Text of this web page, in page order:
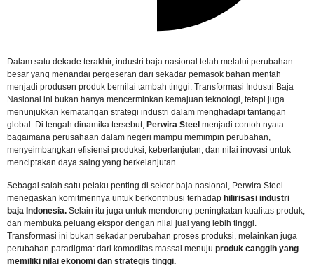
Dalam satu dekade terakhir, industri baja nasional telah melalui perubahan
besar yang menandai pergeseran dari sekadar pemasok bahan mentah
menjadi produsen produk bernilai tambah tinggi. Transformasi Industri Baja
Nasional ini bukan hanya mencerminkan kemajuan teknologi, tetapi juga
menunjukkan kematangan strategi industri dalam menghadapi tantangan
global. Di tengah dinamika tersebut, Perwira Steel menjadi contoh nyata
bagaimana perusahaan dalam negeri mampu memimpin perubahan,
menyeimbangkan efisiensi produksi, keberlanjutan, dan nilai inovasi untuk
menciptakan daya saing yang berkelanjutan.
Sebagai salah satu pelaku penting di sektor baja nasional, Perwira Steel
menegaskan komitmennya untuk berkontribusi terhadap hilirisasi industri
baja Indonesia. Selain itu juga untuk mendorong peningkatan kualitas produk,
dan membuka peluang ekspor dengan nilai jual yang lebih tinggi.
Transformasi ini bukan sekadar perubahan proses produksi, melainkan juga
perubahan paradigma: dari komoditas massal menuju produk canggih yang
memiliki nilai ekonomi dan strategis tinggi.